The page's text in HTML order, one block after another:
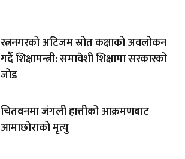
रत्ननगरको अटिजम स्रोत कक्षाको अवलोकन
गर्दै शिक्षामन्त्री: समावेशी शिक्षामा सरकारको
जोड
चितवनमा जंगली हात्तीको आक्रमणबाट
आमाछोराको मृत्यु